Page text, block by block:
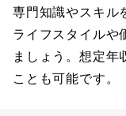
専門知識やスキル
ライフスタイルや
ましょう。想定年
ことも可能です。